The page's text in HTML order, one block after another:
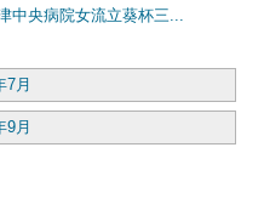
中央病院女流立葵杯三...
7月
9月